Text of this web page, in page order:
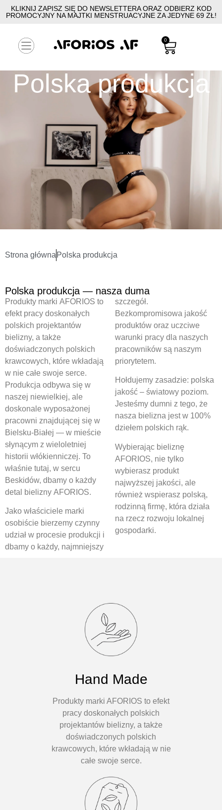
KLIKNIJ ZAPISZ SIĘ DO NEWSLETTERA ORAZ ODBIERZ KOD
PROMOCYJNY NA MAJTKI MENSTRUACYJNE ZA JEDYNE 69 ZŁ!
0
Polska produkcja
Strona główna Polska produkcja
Polska produkcja — nasza duma
Produkty marki AFORIOS to
efekt pracy doskonałych
polskich projektantów
bielizny, a także
doświadczonych polskich
krawcowych, które wkładają
w nie całe swoje serce.
Produkcja odbywa się w
naszej niewielkiej, ale
doskonale wyposażonej
pracowni znajdującej się w
Bielsku-Białej — w mieście
słynącym z wieloletniej
historii włókienniczej. To
właśnie tutaj, w sercu
Beskidów, dbamy o każdy
detal bielizny AFORIOS.
Jako właściciele marki
osobiście bierzemy czynny
udział w procesie produkcji i
dbamy o każdy, najmniejszy
szczegół.
Bezkompromisowa jakość
produktów oraz uczciwe
warunki pracy dla naszych
pracowników są naszym
priorytetem.
Hołdujemy zasadzie: polska
jakość – światowy poziom.
Jesteśmy dumni z tego, że
nasza bielizna jest w 100%
dziełem polskich rąk.
Wybierając bieliznę
AFORIOS, nie tylko
wybierasz produkt
najwyższej jakości, ale
również wspierasz polską,
rodzinną firmę, która działa
na rzecz rozwoju lokalnej
gospodarki.
Hand Made
Produkty marki AFORIOS to efekt
pracy doskonałych polskich
projektantów bielizny, a także
doświadczonych polskich
krawcowych, które wkładają w nie
całe swoje serce.